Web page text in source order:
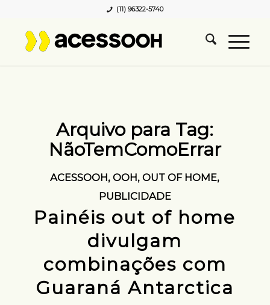
(11) 96322-5740
Arquivo para Tag:
NãoTemComoErrar
ACESSOOH,OOH,OUT OF HOME,
PUBLICIDADE
Painéis out of home
divulgam
combinações com
Guaraná Antarctica